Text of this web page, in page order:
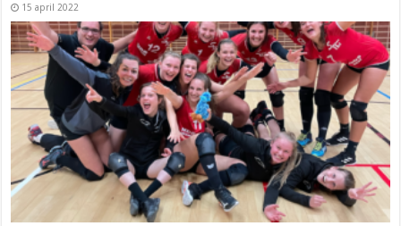
15 april 2022